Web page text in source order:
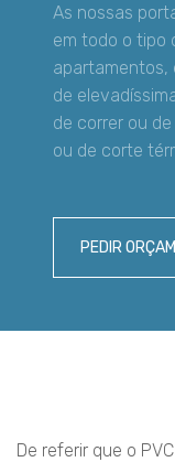
As nossas
em todo o tipo
apartamentos,
de
de correr ou
ou de corte
PEDIR
De referir que o